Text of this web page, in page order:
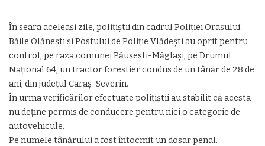
În seara aceleași zile, polițiștii din cadrul Poliției Orașului
Băile Olănești și Postului de Poliție Vlădești au oprit pentru
control, pe raza comunei Păușești-Măglași, pe Drumul
Național 64, un tractor forestier condus de un tânăr de 28 de
ani, din județul Caraș-Severin.
În urma verificărilor efectuate polițiștii au stabilit că acesta
nu deține permis de conducere pentru nici o categorie de
autovehicule.
Pe numele tânărului a fost întocmit un dosar penal.